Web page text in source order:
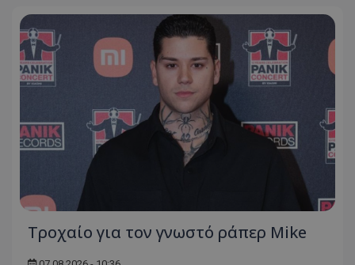
Τροχαίο για τον γνωστό ράπερ Mike